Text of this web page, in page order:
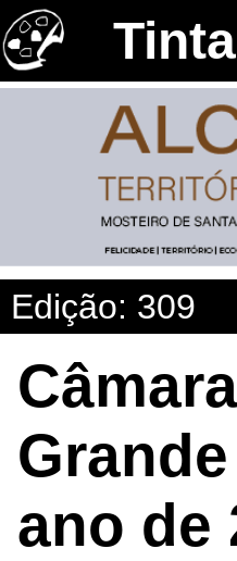
Edição: 309
ano de